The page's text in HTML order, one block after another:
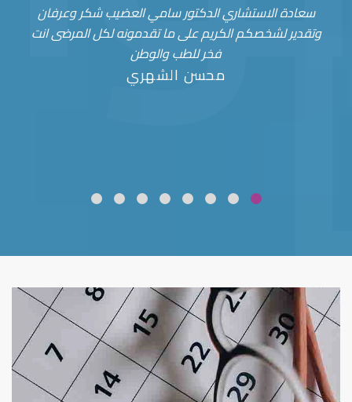
سعادة الاستشاري الدكتور سامي العضيب شكر وعرفان
وتقدير لشخصكم الكريم على ما تقدمونه لكل المرضى انت
فخر للطب والوطن
محسن الشهري
قلوبال لرعاية العين ضعف نظر